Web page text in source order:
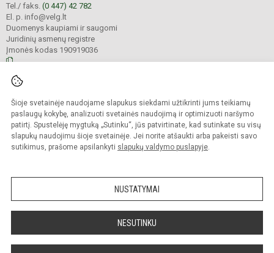
Šioje svetainėje naudojame slapukus siekdami užtikrinti jums teikiamų
paslaugų kokybę, analizuoti svetainės naudojimą ir optimizuoti naršymo
patirtį. Spustelėję mygtuką „Sutinku“, jūs patvirtinate, kad sutinkate su visų
slapukų naudojimu šioje svetainėje. Jei norite atšaukti arba pakeisti savo
sutikimus, prašome apsilankyti slapukų valdymo puslapyje.
NUSTATYMAI
NESUTINKU
Tel./ faks. (0 447) 42 782
El. p. info@velg.lt
Duomenys kaupiami ir saugomi
Juridinių asmenų registre
Įmonės kodas 190919036
Kopijuoti turinį be raštiško gimnazijos administracijos sutikimo griežtai
draudžiama.
Prieinamumo paraiška Slapukų valdymas
Sumanus būdas atnaujinti